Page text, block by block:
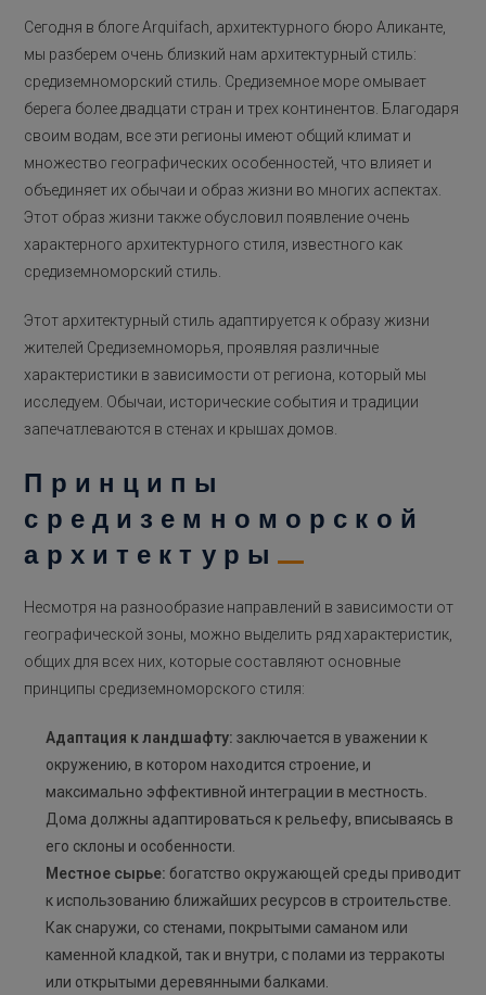
Сегодня в блоге Arquifach, архитектурного бюро Аликанте,
мы разберем очень близкий нам архитектурный стиль:
средиземноморский стиль. Средиземное море омывает
берега более двадцати стран и трех континентов. Благодаря
своим водам, все эти регионы имеют общий климат и
множество географических особенностей, что влияет и
объединяет их обычаи и образ жизни во многих аспектах.
Этот образ жизни также обусловил появление очень
характерного архитектурного стиля, известного как
средиземноморский стиль.
Этот архитектурный стиль адаптируется к образу жизни
жителей Средиземноморья, проявляя различные
характеристики в зависимости от региона, который мы
исследуем. Обычаи, исторические события и традиции
запечатлеваются в стенах и крышах домов.
Принципы
средиземноморской
архитектуры
Несмотря на разнообразие направлений в зависимости от
географической зоны, можно выделить ряд характеристик,
общих для всех них, которые составляют основные
принципы средиземноморского стиля:
Адаптация к ландшафту: заключается в уважении к
окружению, в котором находится строение, и
максимально эффективной интеграции в местность.
Дома должны адаптироваться к рельефу, вписываясь в
его склоны и особенности.
Местное сырье: богатство окружающей среды приводит
к использованию ближайших ресурсов в строительстве.
Как снаружи, со стенами, покрытыми саманом или
каменной кладкой, так и внутри, с полами из терракоты
или открытыми деревянными балками.